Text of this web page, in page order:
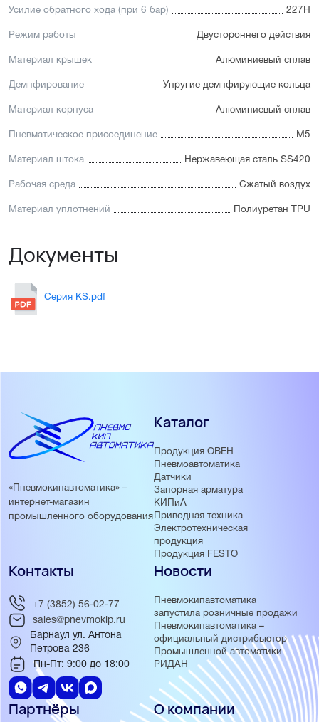
Усилие обратного хода (при 6 бар) 227Н
Режим работы Двустороннего действия
Материал крышек Алюминиевый сплав
Демпфирование Упругие демпфирующие кольца
Материал корпуса Алюминиевый сплав
Пневматическое присоединение М5
Материал штока Нержавеющая сталь SS420
Рабочая среда Сжатый воздух
Материал уплотнений Полиуретан TPU
Документы
Серия KS.pdf
«Пневмокипавтоматика» –
интернет-магазин
промышленного оборудования
Каталог
Продукция ОВЕН
Пневмоавтоматика
Датчики
Запорная арматура
КИПиА
Приводная техника
Электротехническая
продукция
Продукция FESTO
Новости
Пневмокипавтоматика
запустила розничные продажи
Пневмокипавтоматика –
официальный дистрибьютор
Промышленной автоматики
РИДАН
Партнёры О компании
Контакты
+7 (3852) 56-02-77
sales@pnevmokip.ru
Барнаул ул. Антона
Петрова 236
Пн-Пт: 9:00 до 18:00